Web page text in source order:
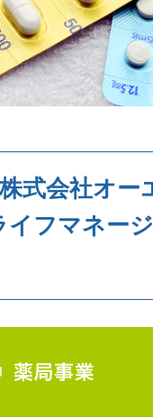
株式会社オー
イフマネー